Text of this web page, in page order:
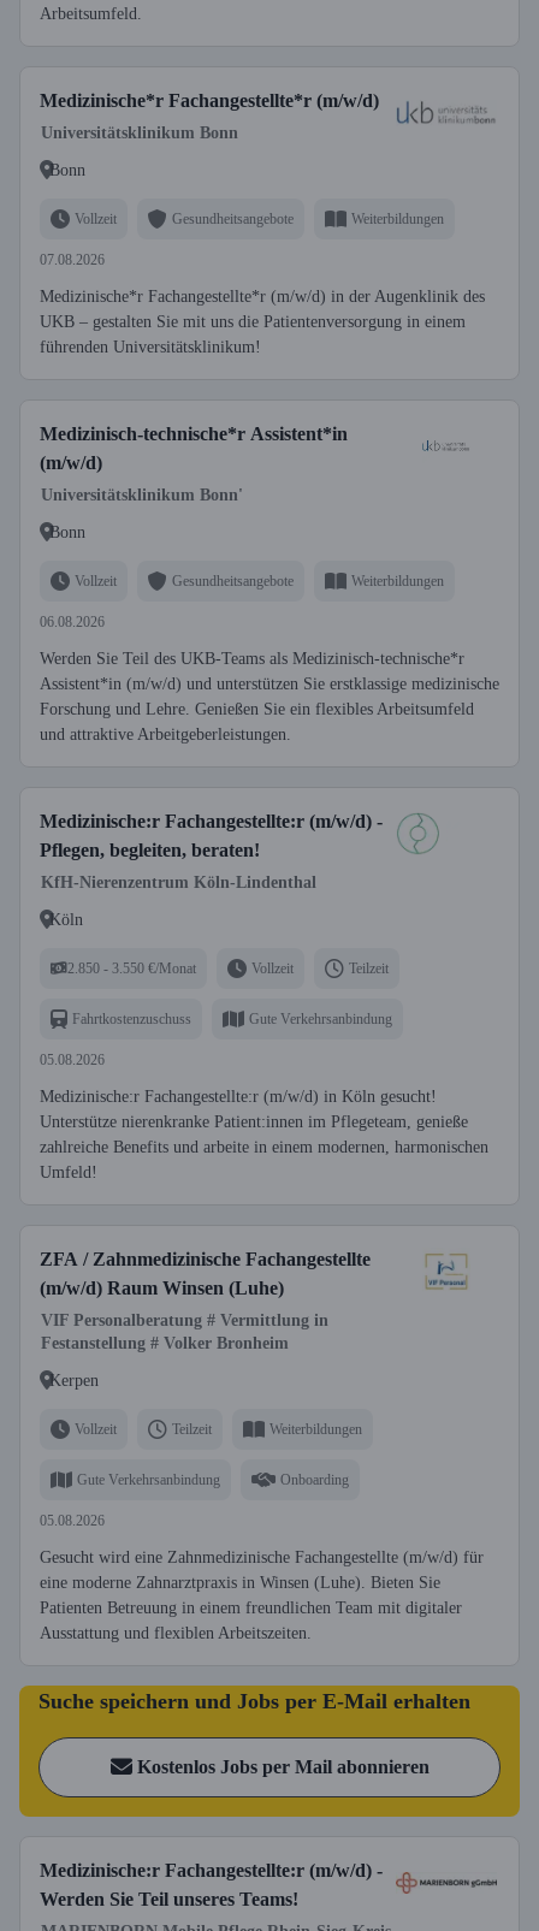
Arbeitsumfeld.
Medizinische*r Fachangestellte*r (m/w/d)
Universitätsklinikum Bonn
Bonn
Vollzeit Gesundheitsangebote Weiterbildungen
07.08.2026
Medizinische*r Fachangestellte*r (m/w/d) in der Augenklinik des
UKB – gestalten Sie mit uns die Patientenversorgung in einem
führenden Universitätsklinikum!
Medizinisch-technische*r Assistent*in
(m/w/d)
Universitätsklinikum Bonn'
Bonn
Vollzeit Gesundheitsangebote Weiterbildungen
06.08.2026
Werden Sie Teil des UKB-Teams als Medizinisch-technische*r
Assistent*in (m/w/d) und unterstützen Sie erstklassige medizinische
Forschung und Lehre. Genießen Sie ein flexibles Arbeitsumfeld
und attraktive Arbeitgeberleistungen.
Medizinische:r Fachangestellte:r (m/w/d) -
Pflegen, begleiten, beraten!
KfH-Nierenzentrum Köln-Lindenthal
Köln
2.850 - 3.550 €/Monat Vollzeit Teilzeit
Fahrtkostenzuschuss Gute Verkehrsanbindung
05.08.2026
Medizinische:r Fachangestellte:r (m/w/d) in Köln gesucht!
Unterstütze nierenkranke Patient:innen im Pflegeteam, genieße
zahlreiche Benefits und arbeite in einem modernen, harmonischen
Umfeld!
ZFA / Zahnmedizinische Fachangestellte
(m/w/d) Raum Winsen (Luhe)
VIF Personalberatung # Vermittlung in
Festanstellung # Volker Bronheim
Kerpen
Vollzeit Teilzeit Weiterbildungen
Gute Verkehrsanbindung Onboarding
05.08.2026
Gesucht wird eine Zahnmedizinische Fachangestellte (m/w/d) für
eine moderne Zahnarztpraxis in Winsen (Luhe). Bieten Sie
Patienten Betreuung in einem freundlichen Team mit digitaler
Ausstattung und flexiblen Arbeitszeiten.
Suche speichern und Jobs per E-Mail erhalten
Kostenlos Jobs per Mail abonnieren
Medizinische:r Fachangestellte:r (m/w/d) -
Werden Sie Teil unseres Teams!